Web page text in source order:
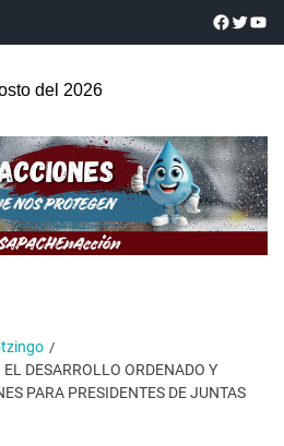
del 2026
DESARROLLO ORDENADO Y
PARA PRESIDENTES DE JUNTAS